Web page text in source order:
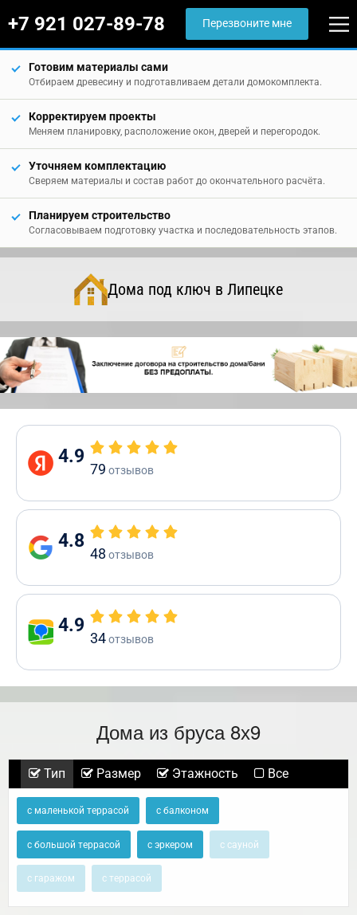
+7 921 027-89-78 Перезвоните мне
Готовим материалы сами
Отбираем древесину и подготавливаем детали домокомплекта.
Корректируем проекты
Меняем планировку, расположение окон, дверей и перегородок.
Уточняем комплектацию
Сверяем материалы и состав работ до окончательного расчёта.
Планируем строительство
Согласовываем подготовку участка и последовательность этапов.
Дома под ключ в Липецке
4.9
79 отзывов
4.8
48 отзывов
4.9
34отзывов
Дома из бруса 8х9
Тип Размер Этажность Все
с маленькой террасой с балконом
с большой террасой с эркером с сауной
с гаражом с террасой